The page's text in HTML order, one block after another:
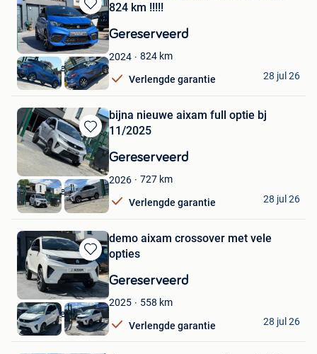
Bewaren
in
Mijn
Favorieten
824 km !!!!!
Gereserveerd
2024 824 km
Verlengde garantie
autohandel de vos
Lessines
28 jul 26
Bewaren
in
Mijn
Favorieten
bijna nieuwe aixam full optie bj
11/2025
Gereserveerd
2026 727 km
Verlengde garantie
autohandel de vos
Lessines
28 jul 26
Bewaren
in
Mijn
Favorieten
demo aixam crossover met vele
opties
Gereserveerd
2025 558 km
Verlengde garantie
autohandel de vos
Lessines
28 jul 26